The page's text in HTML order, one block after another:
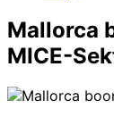
Mallorca
MICE-